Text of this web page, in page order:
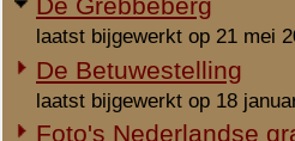
Foto's Duitse graven
Geheel Nederland (864 KB)
samenstelling E.H. Brongers, laatst bijgewerkt
op 10 mei 2016
Inrichting Militair Ereveld